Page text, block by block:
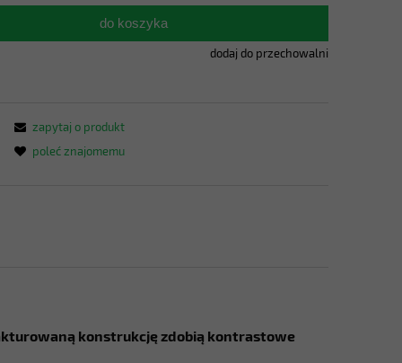
do koszyka
dodaj do przechowalni
zapytaj o produkt
poleć znajomemu
konstrukcję zdobią kontrastowe